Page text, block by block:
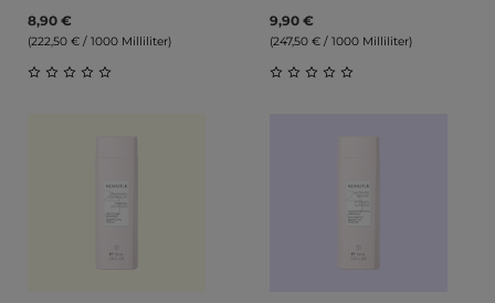
8,90 €
(222,50 € / 1000 Milliliter)
9,90 €
(247,50 € / 1000 Milliliter)